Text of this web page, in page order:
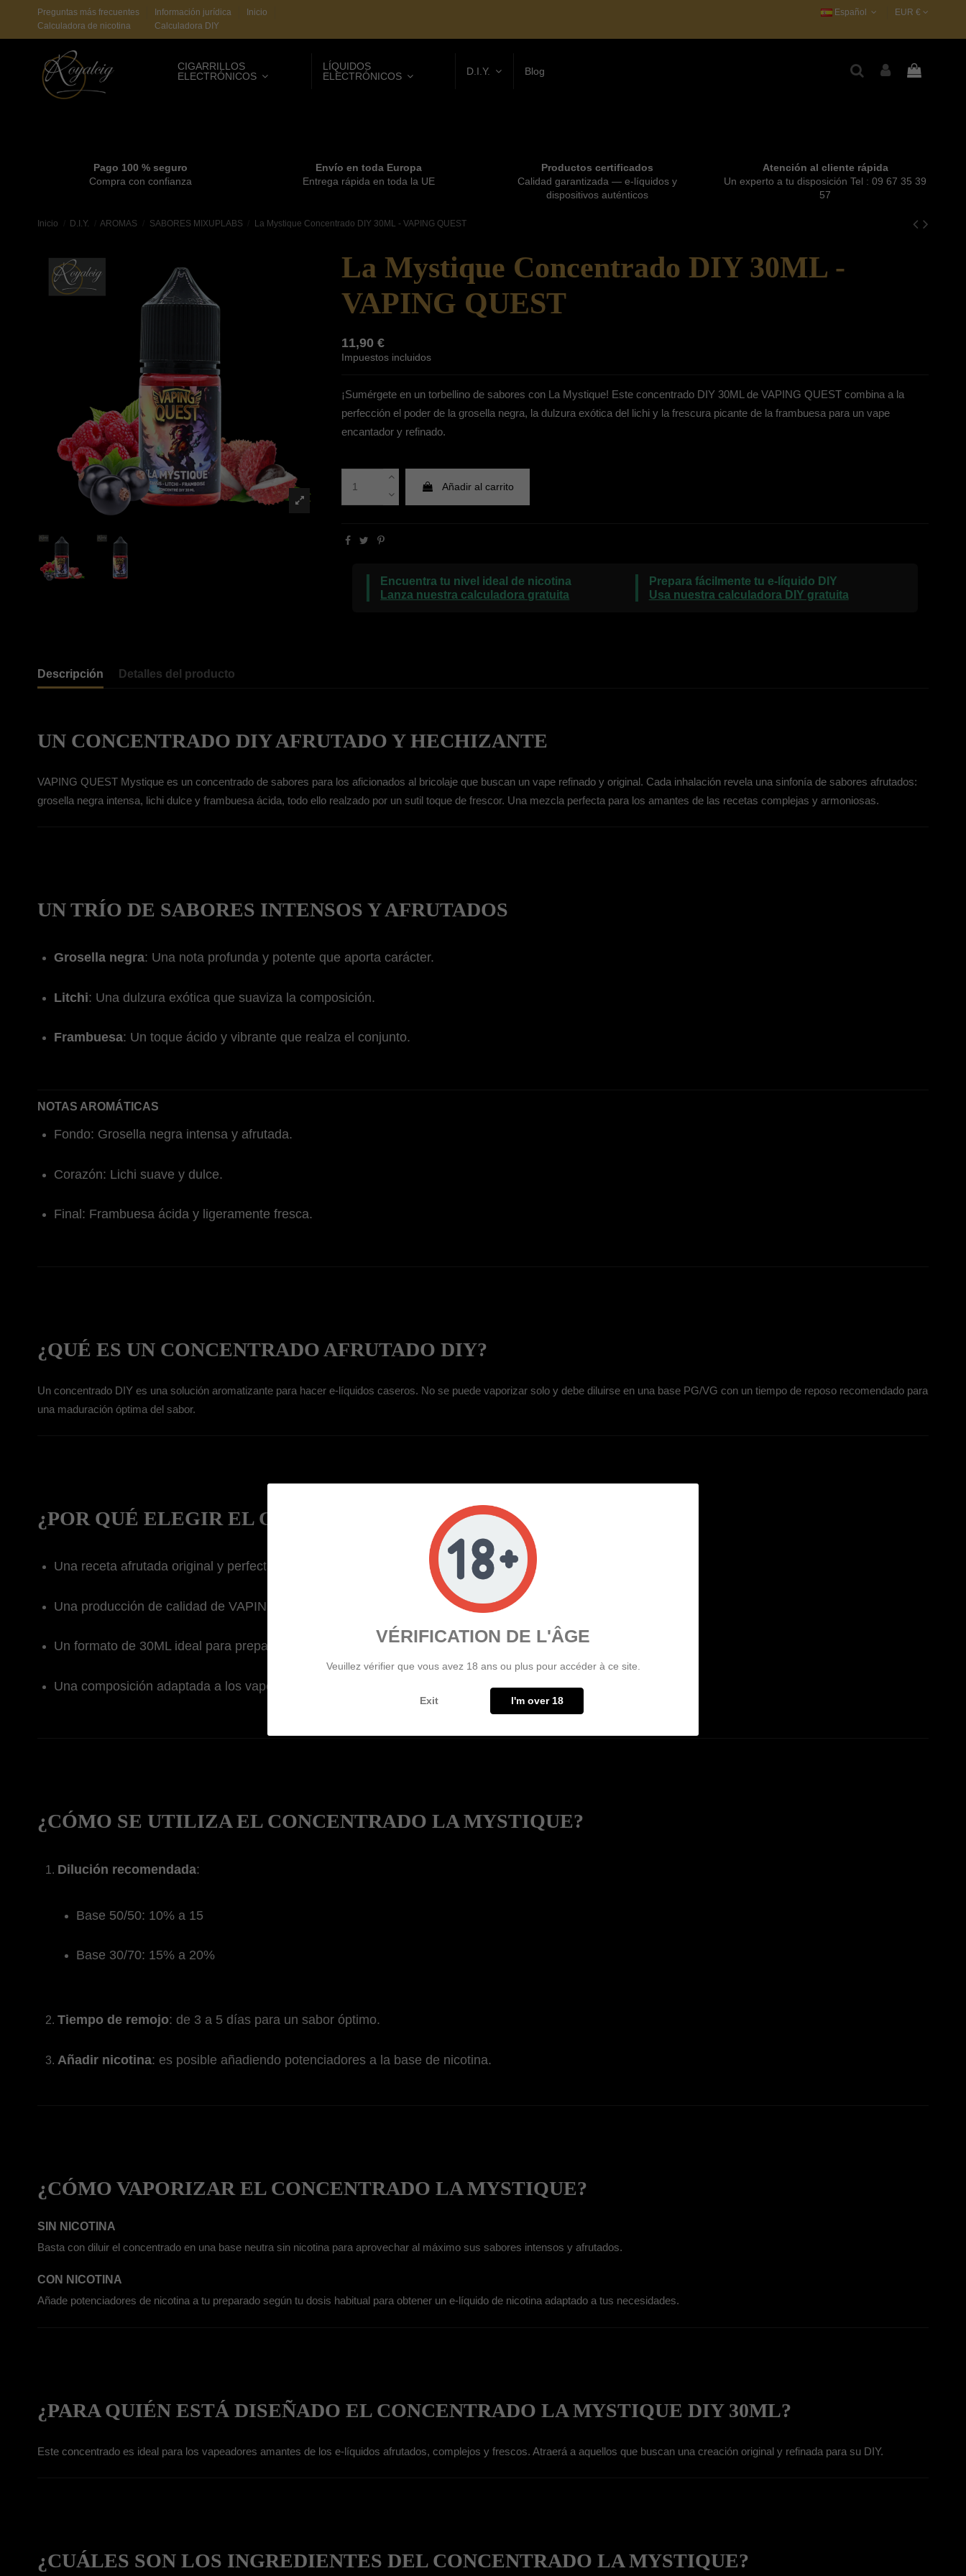
Preguntas más frecuentes Información jurídica
Inicio
Calculadora de nicotina
Calculadora DIY
Español EUR €
CIGARRILLOS
ELECTRÓNICOS
LÍQUIDOS
ELECTRÓNICOS
D.I.Y. Blog
Pago 100 % seguro
Compra con confianza
Envío en toda Europa
Entrega rápida en toda la UE
Productos certificados
Calidad garantizada — e-líquidos y
dispositivos auténticos
Atención al cliente rápida
Un experto a tu disposición Tel : 09 67 35 39
57
Inicio D.I.Y. AROMAS SABORES MIXUPLABS La Mystique Concentrado DIY 30ML - VAPING QUEST
La Mystique Concentrado DIY 30ML -
VAPING QUEST
11,90 €
Impuestos incluidos
¡Sumérgete en un torbellino de sabores con La Mystique! Este concentrado DIY 30ML de VAPING QUEST combina a la
perfección el poder de la grosella negra, la dulzura exótica del lichi y la frescura picante de la frambuesa para un vape
encantador y refinado.
Añadir al carrito
Encuentra tu nivel ideal de nicotina
Lanza nuestra calculadora gratuita
Prepara fácilmente tu e-líquido DIY
Usa nuestra calculadora DIY gratuita
Descripción Detalles del producto
UN CONCENTRADO DIY AFRUTADO Y HECHIZANTE
VAPING QUEST Mystique es un concentrado de sabores para los aficionados al bricolaje que buscan un vape refinado y original. Cada inhalación revela una sinfonía de sabores afrutados:
grosella negra intensa, lichi dulce y frambuesa ácida, todo ello realzado por un sutil toque de frescor. Una mezcla perfecta para los amantes de las recetas complejas y armoniosas.
UN TRÍO DE SABORES INTENSOS Y AFRUTADOS
Grosella negra: Una nota profunda y potente que aporta carácter.
Litchi: Una dulzura exótica que suaviza la composición.
Frambuesa: Un toque ácido y vibrante que realza el conjunto.
NOTAS AROMÁTICAS
Fondo: Grosella negra intensa y afrutada.
Corazón: Lichi suave y dulce.
Final: Frambuesa ácida y ligeramente fresca.
¿QUÉ ES UN CONCENTRADO AFRUTADO DIY?
Un concentrado DIY es una solución aromatizante para hacer e-líquidos caseros. No se puede vaporizar solo y debe diluirse en una base PG/VG con un tiempo de reposo recomendado para
una maduración óptima del sabor.
¿POR QUÉ ELEGIR EL CONCENTRADO LA MYSTIQUE DIY 30ML?
Una receta afrutada original y perfectamente equilibrada.
Una producción de calidad de VAPING QUEST.
Un formato de 30ML ideal para preparar sus propios e-liquids a menor coste.
Una composición adaptada a los vapers que buscan sabores complejos y refrescantes.
¿CÓMO SE UTILIZA EL CONCENTRADO LA MYSTIQUE?
Dilución recomendada:
Base 50/50: 10% a 15
Base 30/70: 15% a 20%
Tiempo de remojo: de 3 a 5 días para un sabor óptimo.
Añadir nicotina: es posible añadiendo potenciadores a la base de nicotina.
¿CÓMO VAPORIZAR EL CONCENTRADO LA MYSTIQUE?
SIN NICOTINA
Basta con diluir el concentrado en una base neutra sin nicotina para aprovechar al máximo sus sabores intensos y afrutados.
CON NICOTINA
Añade potenciadores de nicotina a tu preparado según tu dosis habitual para obtener un e-líquido de nicotina adaptado a tus necesidades.
¿PARA QUIÉN ESTÁ DISEÑADO EL CONCENTRADO LA MYSTIQUE DIY 30ML?
Este concentrado es ideal para los vapeadores amantes de los e-líquidos afrutados, complejos y frescos. Atraerá a aquellos que buscan una creación original y refinada para su DIY.
¿CUÁLES SON LOS INGREDIENTES DEL CONCENTRADO LA MYSTIQUE?
VÉRIFICATION DE L'ÂGE
Veuillez vérifier que vous avez 18 ans ou plus pour accéder à ce site.
Exit I'm over 18